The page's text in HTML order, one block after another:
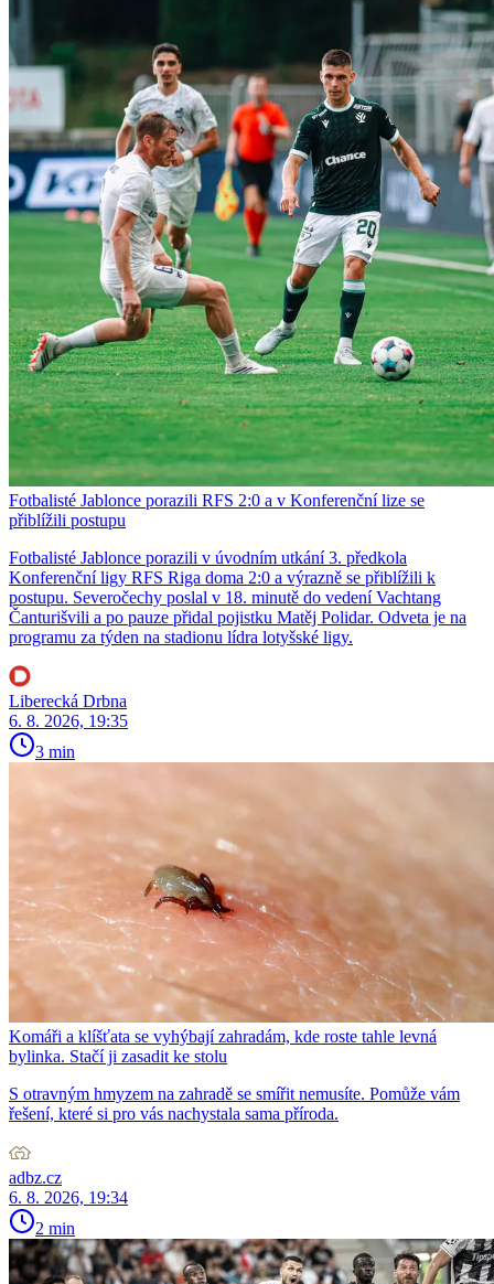
Fotbalisté Jablonce porazili RFS 2:0 a v Konferenční lize se
přiblížili postupu
Fotbalisté Jablonce porazili v úvodním utkání 3. předkola
Konferenční ligy RFS Riga doma 2:0 a výrazně se přiblížili k
postupu. Severočechy poslal v 18. minutě do vedení Vachtang
Čanturišvili a po pauze přidal pojistku Matěj Polidar. Odveta je na
programu za týden na stadionu lídra lotyšské ligy.
Liberecká Drbna
6. 8. 2026, 19:35
3 min
Komáři a klíšťata se vyhýbají zahradám, kde roste tahle levná
bylinka. Stačí ji zasadit ke stolu
S otravným hmyzem na zahradě se smířit nemusíte. Pomůže vám
řešení, které si pro vás nachystala sama příroda.
adbz.cz
6. 8. 2026, 19:34
2 min